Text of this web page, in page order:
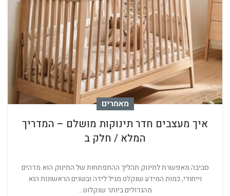
מאמרים
איך מעצבים חדר תינוקות מושלם – המדריך
המלא / חלק ב
סביבה מאפשרת לתינוק תהליך ההתפתחות של התינוק הוא מדהים
וייחודי, כמות המידע שנקלט מגיל לידה ובשנים הראשונות הוא
מהגדולים ביותר שנקלוט...